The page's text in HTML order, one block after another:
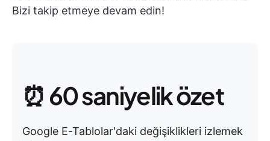
Bizi takip etmeye devam edin!
⏰ 60 saniyelik özet
Google E-Tablolar'daki değişiklikleri izlemek